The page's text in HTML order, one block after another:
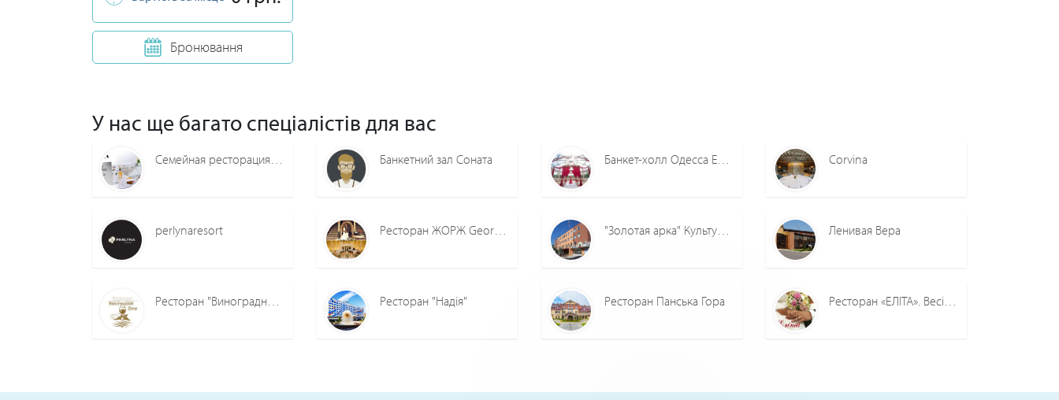
Бронювання
У нас ще багато спеціалістів для вас
Семейная ресторация Квартира Банкетний зал Соната Банкет-холл Одесса Екатерина Corvina
perlynaresort Ресторан ЖОРЖ George Restaurant "Золотая арка" Культурно-развлекательный комп Ленивая Вера
Ресторан "Виноградний Двор" Ресторан "Надія" Ресторан Панська Гора Ресторан «ЕЛІТА». Весілля у Львові